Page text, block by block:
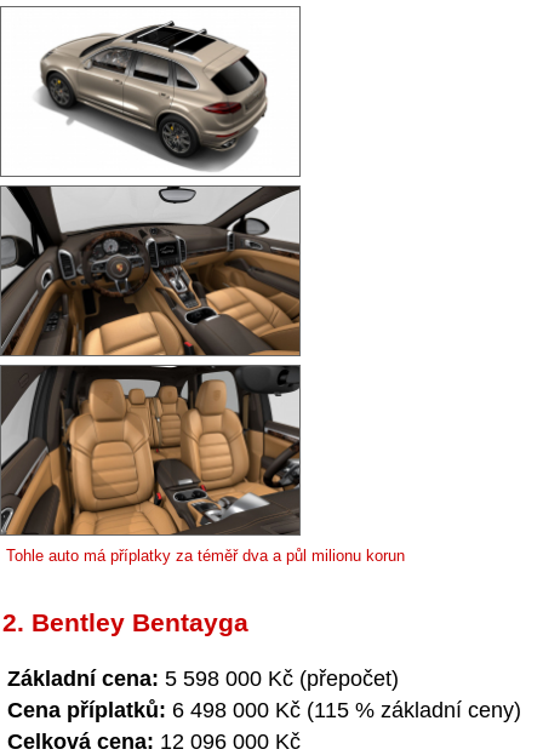
Tohle auto má příplatky za téměř dva a půl milionu korun
2. Bentley Bentayga
Základní cena: 5 598 000 Kč (přepočet)
Cena příplatků: 6 498 000 Kč (115 % základní ceny)
Celková cena: 12 096 000 Kč